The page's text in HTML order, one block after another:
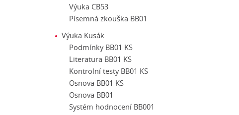
Výuka CB53
Písemná zkouška BB01
Výuka Kusák
Podmínky BB01 KS
Literatura BB01 KS
Kontrolní testy BB01 KS
Osnova BB01 KS
Osnova BB01
Systém hodnocení BB001